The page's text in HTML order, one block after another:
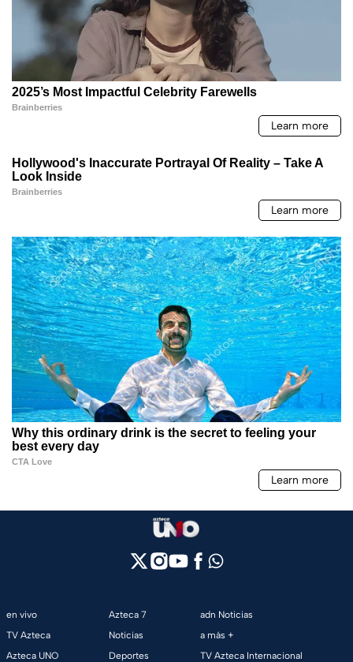
en vivo
TV Azteca
Azteca UNO
Azteca 7
Noticias
Deportes
adn Noticias
a más +
TV Azteca Internacional